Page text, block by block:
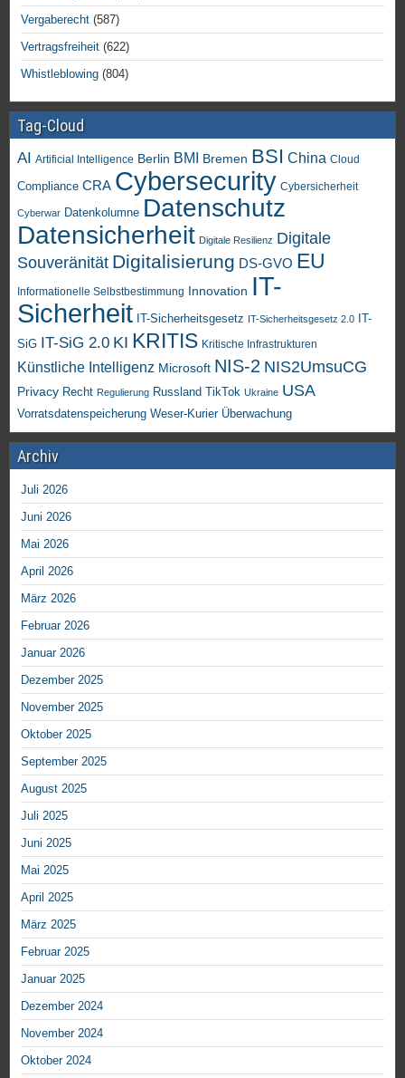
Vergaberecht (587)
Vertragsfreiheit (622)
Whistleblowing (804)
Tag-Cloud
AI Artificial Intelligence Berlin BMI Bremen BSI China Cloud
Compliance CRA Cybersecurity Cybersicherheit
Cyberwar Datenkolumne Datenschutz
Datensicherheit Digitale Resilienz Digitale
Souveränität Digitalisierung DS-GVO EU
Informationelle Selbstbestimmung Innovation IT-
Sicherheit IT-Sicherheitsgesetz IT-Sicherheitsgesetz 2.0
IT-
SiG IT-SiG 2.0 KI KRITIS Kritische Infrastrukturen
Künstliche Intelligenz Microsoft NIS-2 NIS2UmsuCG
Privacy Recht Regulierung Russland TikTok Ukraine USA
Vorratsdatenspeicherung Weser-Kurier Überwachung
Archiv
Juli 2026
Juni 2026
Mai 2026
April 2026
März 2026
Februar 2026
Januar 2026
Dezember 2025
November 2025
Oktober 2025
September 2025
August 2025
Juli 2025
Juni 2025
Mai 2025
April 2025
März 2025
Februar 2025
Januar 2025
Dezember 2024
November 2024
Oktober 2024